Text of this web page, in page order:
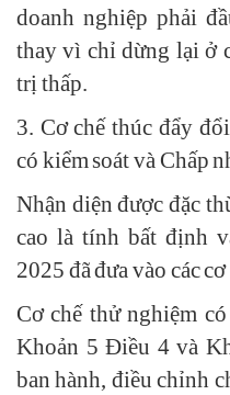
doanh nghiệp phải
thay vì chỉ dừng lại ở
trị thấp.
3. Cơ chế thúc đẩy
có kiểm soát và Chấp
Nhận diện được đặc
cao là tính bất định
2025 đã đưa vào các
Cơ chế thử nghiệm
Khoản 5 Điều 4 và
ban hành, điều chỉnh